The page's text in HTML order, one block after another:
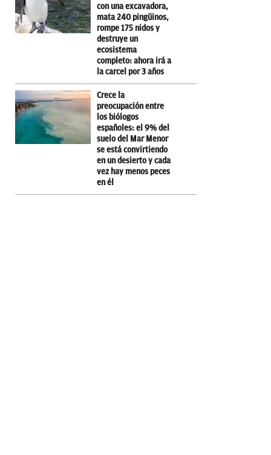
con una excavadora,
mata 240 pingüinos,
rompe 175 nidos y
destruye un
ecosistema
completo: ahora irá a
la carcel por 3 años
Crece la
preocupación entre
los biólogos
españoles: el 9% del
suelo del Mar Menor
se está convirtiendo
en un desierto y cada
vez hay menos peces
en él